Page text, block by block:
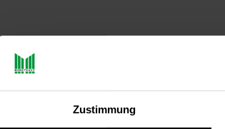
Zustimmung
Produktbeschreibung